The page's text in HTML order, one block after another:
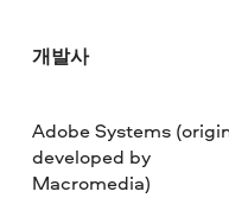
개발사
Adobe Systems
developed by
Macromedia)